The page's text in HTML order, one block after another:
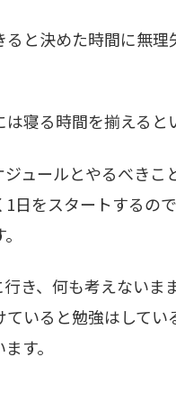
と決めた時間に無
寝る時間を揃えると
ュールとやるべきこ
日をスタートするの
き、何も考えないま
いると勉強はして
す。